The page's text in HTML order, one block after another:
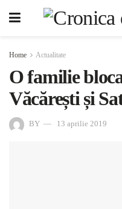
Home Actualitate
O familie
Văcărești și
BY 13 aprilie 2019